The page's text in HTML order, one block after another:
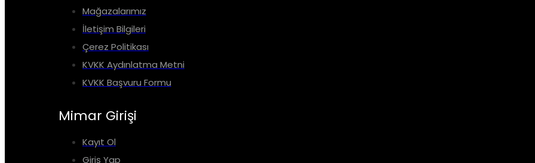
Mağazalarımız
İletişim Bilgileri
Çerez Politikası
KVKK Aydınlatma Metni
KVKK Başvuru Formu
Mimar Girişi
Kayıt Ol
Giriş Yap